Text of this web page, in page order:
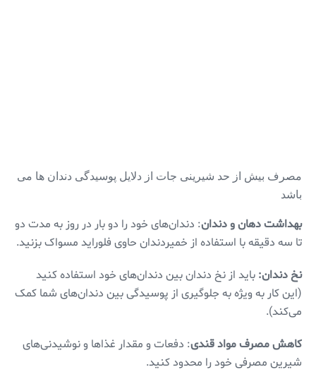
مصرف بیش از حد شیرینی جات از دلایل پوسیدگی دندان ها می
باشد
بهداشت دهان و دندان: دندان‌های خود را دو بار در روز به مدت دو
تا سه دقیقه با استفاده از خمیردندان حاوی فلوراید مسواک بزنید.
نخ دندان: باید از نخ دندان بین دندان‌های خود استفاده کنید
(این کار به ویژه به جلوگیری از پوسیدگی بین دندان‌های شما کمک
می‌کند).
کاهش مصرف مواد قندی: دفعات و مقدار غذاها و نوشیدنی‌های
شیرین مصرفی خود را محدود کنید.